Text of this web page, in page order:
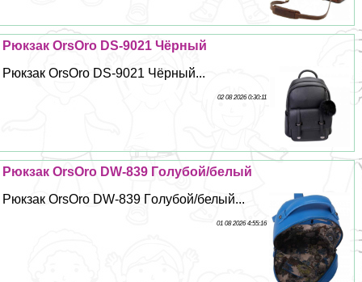
Рюкзак OrsOro DS-9021 Чёрный
Рюкзак OrsOro DS-9021 Чёрный...
02 08 2026 0:30:11
Рюкзак OrsOro DW-839 Гoлyбой/белый
Рюкзак OrsOro DW-839 Гoлyбой/белый...
01 08 2026 4:55:16